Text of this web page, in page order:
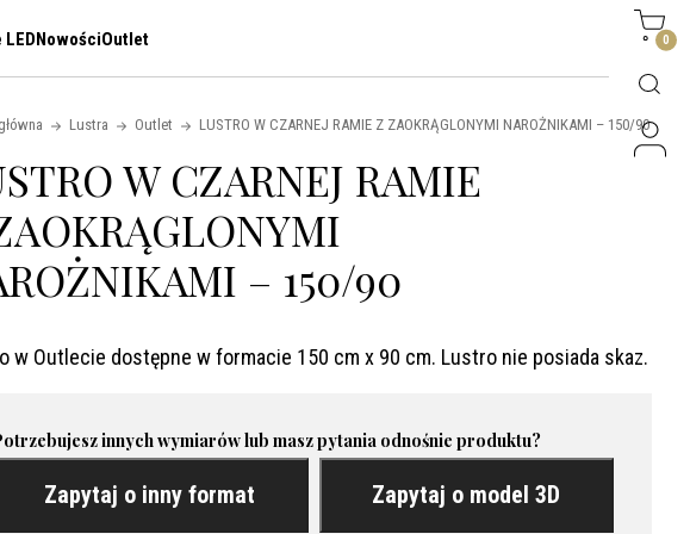
NowościOutlet 0
Lustra Outlet LUSTRO W CZARNEJ RAMIE Z ZAOKRĄGLONYMI NAROŻNIKAMI – 150/90
W CZARNEJ RAMIE
– 150/90
w Outlecie dostępne w formacie 150 cm x 90 cm. Lustro nie posiada skaz.
innych wymiarów lub masz pytania odnośnie produktu?
Zapytaj o inny format Zapytaj o model 3D